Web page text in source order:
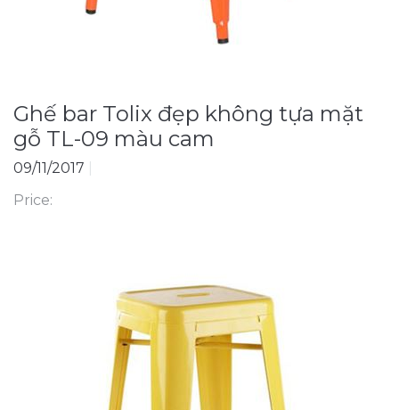
Ghế bar Tolix đẹp không tựa mặt
gỗ TL-09 màu cam
09/11/2017
Price: